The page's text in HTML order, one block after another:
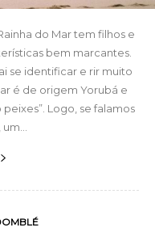
do Mar tem filhos e
bem marcantes.
se identificar e rir muito
é de origem Yorubá e
Logo, se falamos